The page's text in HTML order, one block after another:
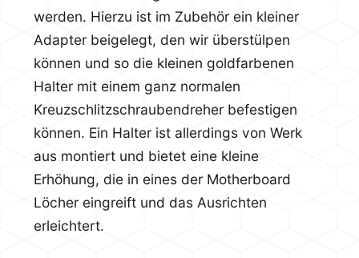
werden. Hierzu ist im Zubehör ein kleiner
Adapter beigelegt, den wir überstülpen
können und so die kleinen goldfarbenen
Halter mit einem ganz normalen
Kreuzschlitzschraubendreher befestigen
können. Ein Halter ist allerdings von Werk
aus montiert und bietet eine kleine
Erhöhung, die in eines der Motherboard
Löcher eingreift und das Ausrichten
erleichtert.